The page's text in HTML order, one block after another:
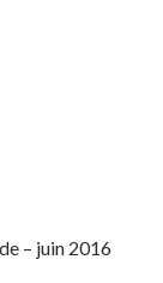
– juin 2016